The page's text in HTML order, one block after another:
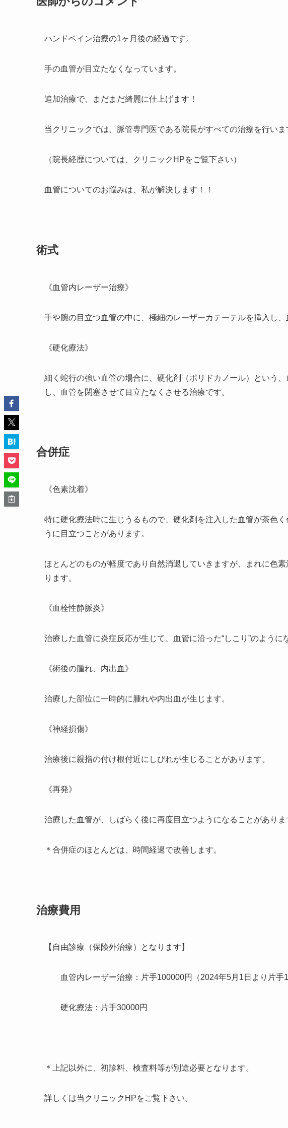
ハンドベイン治療の1ヶ月後の経過です。
手の血管が目立たなくなっています。
追加治療で、まだまだ綺麗に仕上げます！
当クリニックでは、脈管専門医である院長がすべての治療を行いま
（院長経歴については、クリニックHPをご覧下さい）
血管についてのお悩みは、私が解決します！！
術式
《血管内レーザー治療》
手や腕の目立つ血管の中に、極細のレーザーカテーテルを挿入し
《硬化療法》
細く蛇行の強い血管の場合に、硬化剤（ポリドカノール）という
し、血管を閉塞させて目立たなくさせる治療です。
合併症
《色素沈着》
特に硬化療法時に生じうるもので、硬化剤を注入した血管が茶色
うに目立つことがあります。
ほとんどのものが軽度であり自然消退していきますが、まれに色
ります。
《血栓性静脈炎》
治療した血管に炎症反応が生じて、血管に沿った“しこり”のように
《術後の腫れ、内出血》
治療した部位に一時的に腫れや内出血が生じます。
《神経損傷》
治療後に親指の付け根付近にしびれが生じることがあります。
《再発》
治療した血管が、しばらく後に再度目立つようになることがありま
＊合併症のほとんどは、時間経過で改善します。
治療費用
【自由診療（保険外治療）となります】
血管内レーザー治療：片手100000円（2024年5月1日より片手
硬化療法：片手30000円
＊上記以外に、初診料、検査料等が別途必要となります。
詳しくは当クリニックHPをご覧下さい。